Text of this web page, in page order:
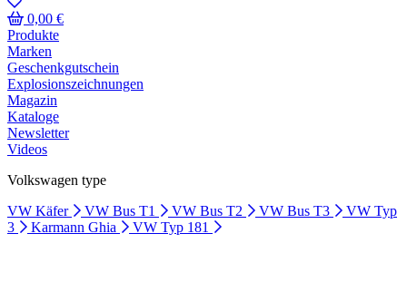
0,00 €
Produkte
Marken
Geschenkgutschein
Explosionszeichnungen
Magazin
Kataloge
Newsletter
Videos
Volkswagen type
VW Käfer
VW Bus T1 VW Bus T2 VW Bus T3
VW Typ
3
Karmann Ghia VW Typ 181